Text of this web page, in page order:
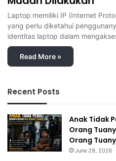
Laptop memiliki IP (Internet
yang perlu diketahui
identitas laptop dalam
Read More »
Recent Posts
Anak Tidak
Orang
Orang
June 29, 2026